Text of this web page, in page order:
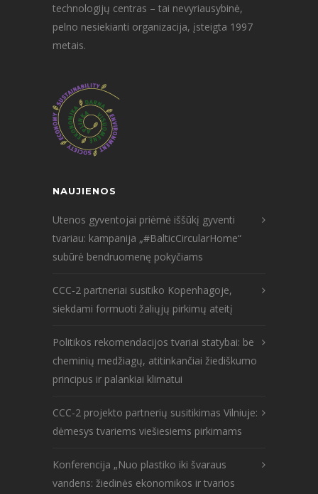
technologijų centras – tai nevyriausybinė,
pelno nesiekianti organizacija, įsteigta 1997
metais.
NAUJIENOS
Utenos gyventojai priėmė iššūkį gyventi
tvariau: kampanija „#BalticCircularHome“
subūrė bendruomenę pokyčiams
CCC-2 partneriai susitiko Kopenhagoje,
siekdami formuoti žaliųjų pirkimų ateitį
Politikos rekomendacijos tvariai statybai: be
cheminių medžiagų, atitinkančiai žiediškumo
principus ir palankiai klimatui
CCC-2 projekto partnerių susitikimas Vilniuje:
dėmesys tvariems viešiesiems pirkimams
Konferencija „Nuo plastiko iki švaraus
vandens: žiedinės ekonomikos ir tvarios